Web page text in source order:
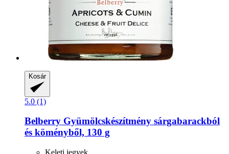
Kosár
5.0 (1)
Belberry Gyümölcskészítmény sárgabarackból
és köményből, 130 g
Keleti jegyek